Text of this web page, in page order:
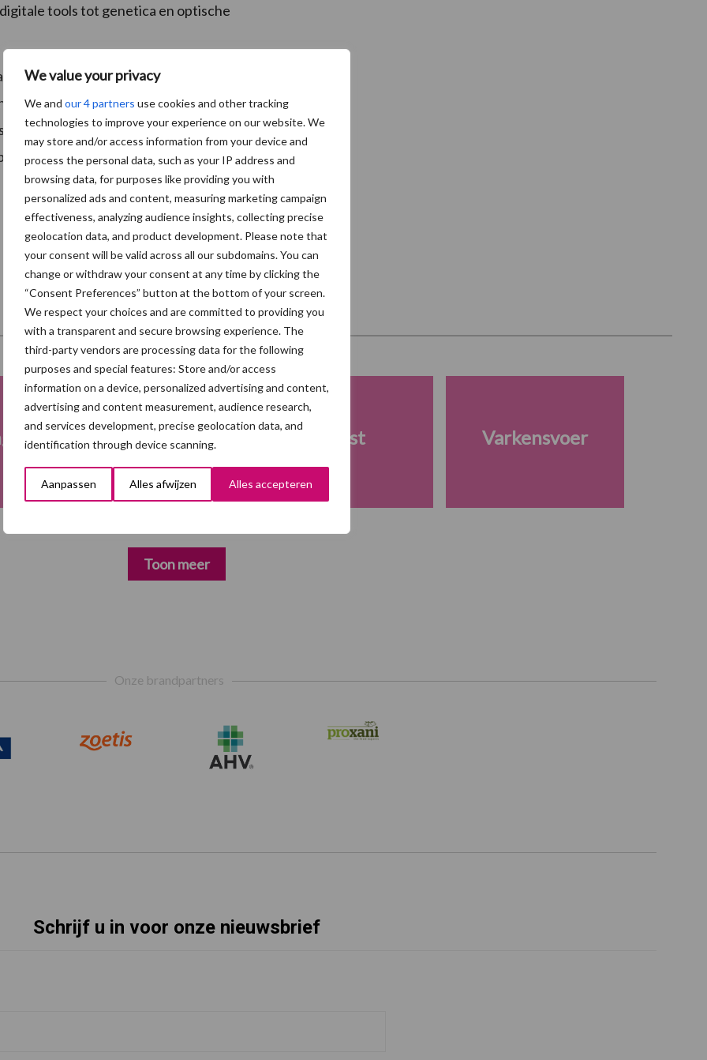
We value your privacy
We and our 4 partners use cookies and other tracking
technologies to improve your experience on our website. We
may store and/or access information from your device and
process the personal data, such as your IP address and
browsing data, for purposes like providing you with
personalized ads and content, measuring marketing campaign
effectiveness, analyzing audience insights, collecting precise
geolocation data, and product development. Please note that
your consent will be valid across all our subdomains. You can
change or withdraw your consent at any time by clicking the
“Consent Preferences” button at the bottom of your screen.
We respect your choices and are committed to providing you
with a transparent and secure browsing experience. The
third-party vendors are processing data for the following
purposes and special features: Store and/or access
information on a device, personalized advertising and content,
advertising and content measurement, audience research,
and services development, precise geolocation data, and
identification through device scanning.
Aanpassen Alles afwijzen Alles accepteren
tools tot genetica en optische
Vereijken behouden als productnaam voor de
het ProDomi vrijloopkraamhok herkenbaar
om langs te komen voor een goed gesprek over de
van producten en oplossingen.
Fokkerij Mest Varkensvoer
Toon meer
Onze brandpartners
Schrijf u in voor onze nieuwsbrief